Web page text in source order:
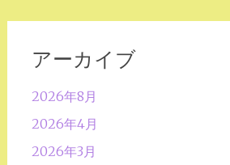
アーカイブ
2026年8月
2026年4月
2026年3月